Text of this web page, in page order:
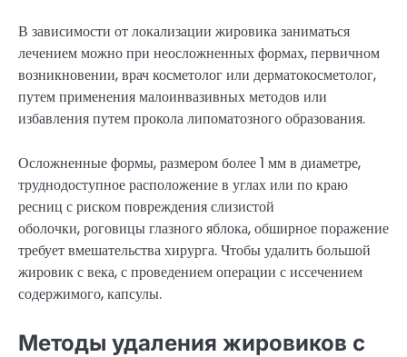
В зависимости от локализации жировика заниматься
лечением можно при неосложненных формах, первичном
возникновении, врач косметолог или дерматокосметолог,
путем применения малоинвазивных методов или
избавления путем прокола липоматозного образования.
Осложненные формы, размером более 1 мм в диаметре,
труднодоступное расположение в углах или по краю
ресниц с риском повреждения слизистой
оболочки, роговицы глазного яблока, обширное поражение
требует вмешательства хирурга. Чтобы удалить большой
жировик с века, с проведением операции с иссечением
содержимого, капсулы.
Методы удаления жировиков с